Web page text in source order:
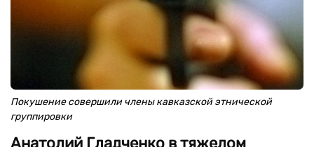
Покушение совершили члены кавказской этнической
группировки
Анатолий Гладченко в тяжелом